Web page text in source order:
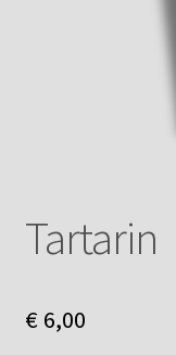
Tartarin
€6,00